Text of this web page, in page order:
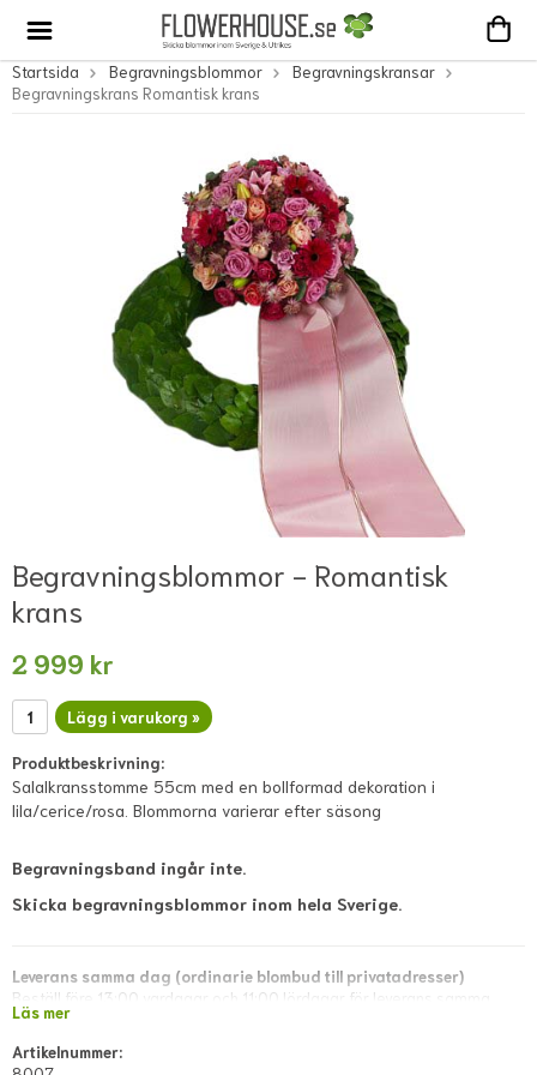
Startsida Begravningsblommor
Begravningskransar
Begravningskrans Romantisk krans
Begravningsblommor - Romantisk
krans
2 999 kr
Lägg i varukorg »
Produktbeskrivning:
Salalkransstomme 55cm med en bollformad dekoration i
lila/cerice/rosa. Blommorna varierar efter säsong
Begravningsband ingår inte.
Skicka begravningsblommor inom hela Sverige.
Leverans samma dag (ordinarie blombud till privatadresser)
Beställ före 13:00 vardagar och 11:00 lördagar för leverans samma
dag. Lokala avvikelser kan förekomma; dessa visas i direkt kassan eller
Läs mer
Artikelnummer: